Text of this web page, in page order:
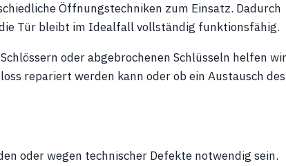
Öffnungstechniken zum Einsatz. Dadurch
Tür bleibt im Idealfall vollständig funktionsfähig.
oder abgebrochenen Schlüsseln helfen wir
repariert werden kann oder ob ein Austausch des
oder wegen technischer Defekte notwendig sein.